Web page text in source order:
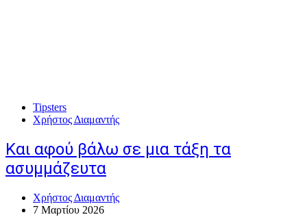
Tipsters
Χρήστος Διαμαντής
Και αφού βάλω σε μια τάξη τα
ασυμμάζευτα
Χρήστος Διαμαντής
7 Μαρτίου 2026